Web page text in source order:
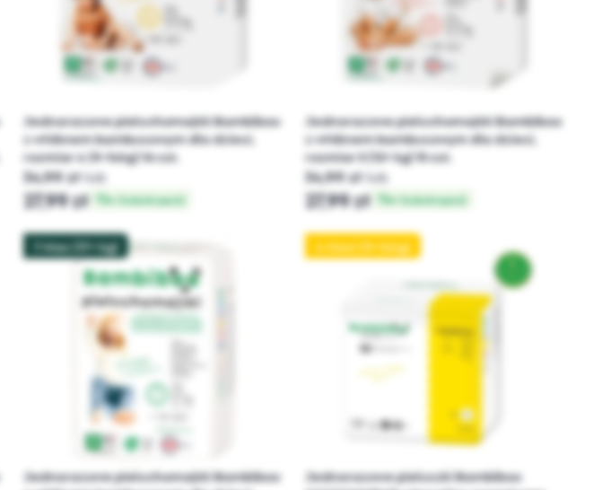
Jednorazowe pieluchomajtki Bambiboo
z włóknem bambusowym dla dzieci,
rozmiar 4 (9-14kg) 16 szt.
34,99 złlub
27,99 zł w Subskrypcji
Jednorazowe pieluchomajtki Bambiboo
z włóknem bambusowym dla dzieci,
rozmiar 5 (12+ kg) 15 szt.
34,99 złlub
27,99 zł w Subskrypcji
7 Max (17+ kg)
Jednorazowe pieluchomajtki Bambiboo
4 Maxi (9-14kg)
Jednorazowe pieluszki Bambiboo